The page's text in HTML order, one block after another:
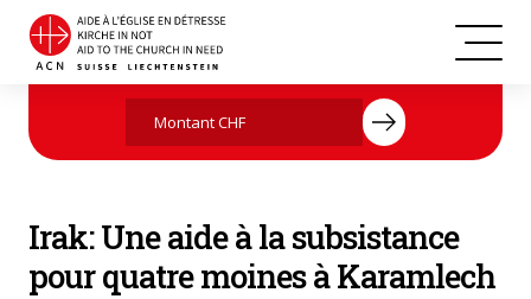
Irak
Agissez maintenant par votre don
Irak: Une aide à la subsistance
pour quatre moines à Karamlech